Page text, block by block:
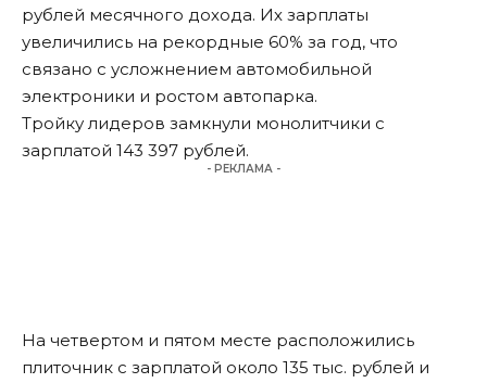
рублей месячного дохода. Их зарплаты
увеличились на рекордные 60% за год, что
связано с усложнением автомобильной
электроники и ростом автопарка.
Тройку лидеров замкнули монолитчики с
зарплатой 143 397 рублей.
- РЕКЛАМА -
На четвертом и пятом месте расположились
плиточник с зарплатой около 135 тыс. рублей и